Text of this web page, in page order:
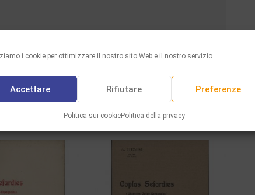
i cookie per ottimizzare il nostro sito Web e il nostro servizio.
Accettare Rifiutare Preferenze
Politica sui cookiePolitica della privacy
Facebook
Twitter
WhatsApp
Email
CORRELATI